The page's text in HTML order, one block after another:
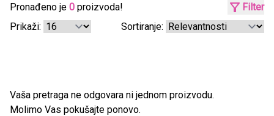
Pronađeno je 0 proizvoda!
Filter
Prikaži:
Sortiranje:
Vaša pretraga ne odgovara ni jednom proizvodu.
Molimo Vas pokušajte ponovo.